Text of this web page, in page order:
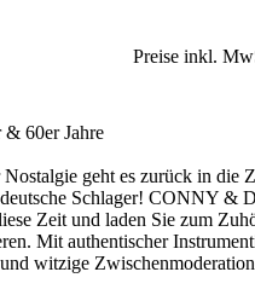
Preise inkl.
& 60er Jahre
geht es zurück in die
Schlager! CONNY &
Zeit und laden Sie zum
Mit authentischer
witzige